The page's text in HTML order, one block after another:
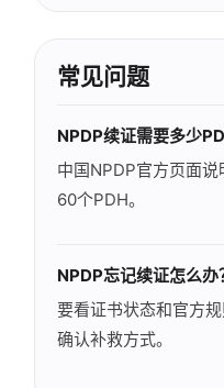
常见问题
NPDP续证需要多少
中国NPDP官方页面
60个PDH。
NPDP忘记续证怎么办
要看证书状态和官方
确认补救方式。